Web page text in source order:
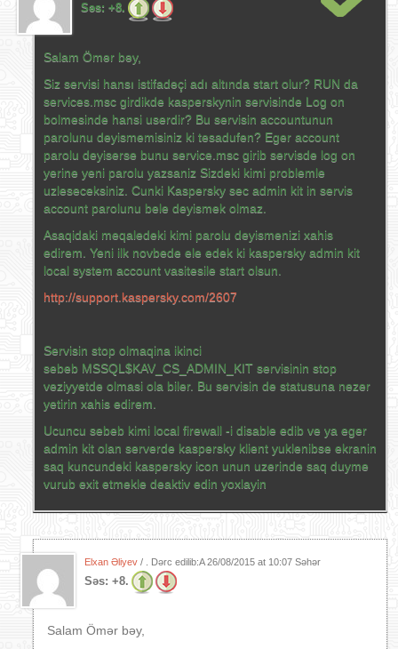
Səs: +8.
Salam Ömər bəy,
Siz servisi hansı istifadəçi adı altında start olur? RUN da
services.msc girdikde kasperskynin servisinde Log on
bolmesinde hansi userdir? Bu servisin accountunun
parolunu deyismemisiniz ki tesadufen? Eger account
parolu deyiserse bunu service.msc girib servisde log on
yerine yeni parolu yazsaniz Sizdeki kimi problemle
uzleseceksiniz. Cunki Kaspersky sec admin kit in servis
account parolunu bele deyismek olmaz.
Asaqidaki meqaledeki kimi parolu deyismenizi xahis
edirem. Yeni ilk novbede ele edek ki kaspersky admin kit
local system account vasitesile start olsun.
http://support.kaspersky.com/2607
Servisin stop olmaqina ikinci
sebeb MSSQL$KAV_CS_ADMIN_KIT servisinin stop
veziyyetde olmasi ola biler. Bu servisin de statusuna nezer
yetirin xahis edirem.
Ucuncu sebeb kimi local firewall -i disable edib ve ya eger
admin kit olan serverde kaspersky klient yuklenibse ekranin
saq kuncundeki kaspersky icon unun uzerinde saq duyme
vurub exit etmekle deaktiv edin yoxlayin
Elxan Əliyev / . Dərc edilib:A26/08/2015 at 10:07 Səhər
Səs: +8.
Salam Ömər bəy,